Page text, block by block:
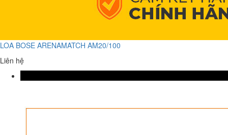
LOA BOSE ARENAMATCH AM20/100
Liên hệ